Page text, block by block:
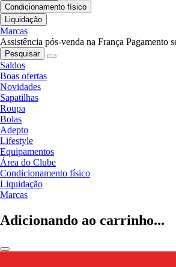
Condicionamento físico
Liquidação
Marcas
Assistência pós-venda na França Pagamento
Pesquisar
Saldos
Boas ofertas
Novidades
Sapatilhas
Roupa
Bolas
Adepto
Lifestyle
Equipamentos
Área do Clube
Condicionamento físico
Liquidação
Marcas
Adicionando ao carrinho...